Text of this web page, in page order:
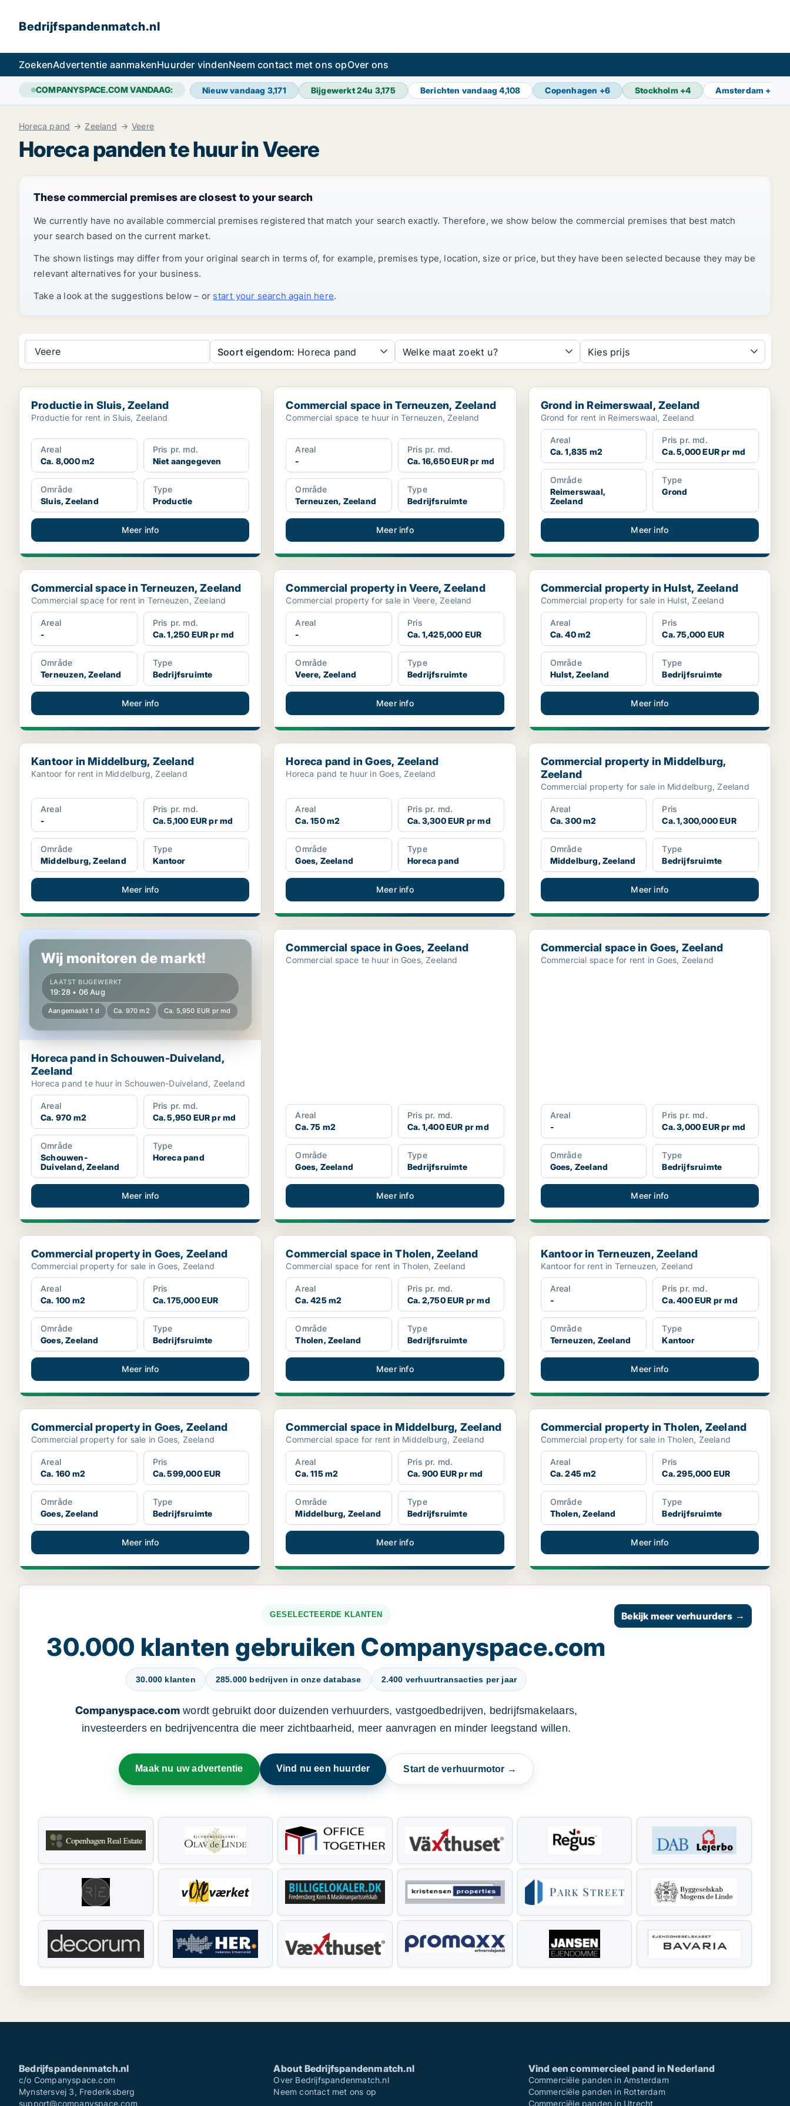
Bedrijfspandenmatch.nl
ZoekenAdvertentie aanmakenHuurder vindenNeem contact met ons opOver ons
COMPANYSPACE.COM VANDAAG: Nieuw vandaag 3,171 Bijgewerkt 24u 3,175 Berichten vandaag4,108 Copenhagen +6 Stockholm +4 Amsterdam +
Horeca pand Zeeland Veere
Horeca panden te huur in Veere
These commercial premises are closest to your search
We currently have no available commercial premises registered that match your search exactly. Therefore, we show below the commercial premises that best match
your search based on the current market.
The shown listings may differ from your original search in terms of, for example, premises type, location, size or price, but they have been selected because they may be
relevant alternatives for your business.
Take a look at the suggestions below – or start your search again here.
Veere Soort eigendom: Horeca pand Welke maat zoekt u? Kies prijs
Productie in Sluis, Zeeland
Productie in Sluis, Zeeland
Productie for rent in Sluis, Zeeland
Areal
Ca. 8,000 m2
Pris pr. md.
Niet aangegeven
Område
Sluis, Zeeland
Type
Productie
Meer info
Commercial space in Terneuzen, Zeeland
Commercial space in Terneuzen, Zeeland
Commercial space te huur in Terneuzen, Zeeland
Areal
-
Pris pr. md.
Ca. 16,650 EUR pr md
Område
Terneuzen, Zeeland
Type
Bedrijfsruimte
Meer info
Grond in Reimerswaal, Zeeland
Grond in Reimerswaal, Zeeland
Grond for rent in Reimerswaal, Zeeland
Areal
Ca. 1,835 m2
Pris pr. md.
Ca. 5,000 EUR pr md
Område
Reimerswaal,
Zeeland
Type
Grond
Meer info
Commercial space in Terneuzen, Zeeland
Commercial space in Terneuzen, Zeeland
Commercial space for rent in Terneuzen, Zeeland
Areal
-
Pris pr. md.
Ca. 1,250 EUR pr md
Område
Terneuzen, Zeeland
Type
Bedrijfsruimte
Meer info
Commercial property in Veere, Zeeland
Commercial property in Veere, Zeeland
Commercial property for sale in Veere, Zeeland
Areal
-
Pris
Ca. 1,425,000 EUR
Område
Veere, Zeeland
Type
Bedrijfsruimte
Meer info
Commercial property in Hulst, Zeeland
Commercial property in Hulst, Zeeland
Commercial property for sale in Hulst, Zeeland
Areal
Ca. 40 m2
Pris
Ca. 75,000 EUR
Område
Hulst, Zeeland
Type
Bedrijfsruimte
Meer info
Kantoor in Middelburg, Zeeland
Kantoor in Middelburg, Zeeland
Kantoor for rent in Middelburg, Zeeland
Areal
-
Pris pr. md.
Ca. 5,100 EUR pr md
Område
Middelburg, Zeeland
Type
Kantoor
Meer info
Horeca pand in Goes, Zeeland
Horeca pand in Goes, Zeeland
Horeca pand te huur in Goes, Zeeland
Areal
Ca. 150 m2
Pris pr. md.
Ca. 3,300 EUR pr md
Område
Goes, Zeeland
Type
Horeca pand
Meer info
Commercial property in Middelburg, Zeeland
Commercial property in Middelburg,
Zeeland
Commercial property for sale in Middelburg, Zeeland
Areal
Ca. 300 m2
Pris
Ca. 1,300,000 EUR
Område
Middelburg, Zeeland
Type
Bedrijfsruimte
Meer info
Horeca pand in Schouwen-Duiveland, Zeeland
Wij monitoren de markt!
LAATST BIJGEWERKT
19:28 • 06 Aug
Aangemaakt 1 d Ca. 970 m2 Ca. 5,950 EUR pr md
Horeca pand in Schouwen-Duiveland,
Zeeland
Horeca pand te huur in Schouwen-Duiveland, Zeeland
Areal
Ca. 970 m2
Pris pr. md.
Ca. 5,950 EUR pr md
Område
Schouwen-
Duiveland, Zeeland
Type
Horeca pand
Meer info
Commercial space in Goes, Zeeland
Commercial space in Goes, Zeeland
Commercial space te huur in Goes, Zeeland
Areal
Ca. 75 m2
Pris pr. md.
Ca. 1,400 EUR pr md
Område
Goes, Zeeland
Type
Bedrijfsruimte
Meer info
Commercial space in Goes, Zeeland
Commercial space in Goes, Zeeland
Commercial space for rent in Goes, Zeeland
Areal
-
Pris pr. md.
Ca. 3,000 EUR pr md
Område
Goes, Zeeland
Type
Bedrijfsruimte
Meer info
Commercial property in Goes, Zeeland
Commercial property in Goes, Zeeland
Commercial property for sale in Goes, Zeeland
Areal
Ca. 100 m2
Pris
Ca. 175,000 EUR
Område
Goes, Zeeland
Type
Bedrijfsruimte
Meer info
Commercial space in Tholen, Zeeland
Commercial space in Tholen, Zeeland
Commercial space for rent in Tholen, Zeeland
Areal
Ca. 425 m2
Pris pr. md.
Ca. 2,750 EUR pr md
Område
Tholen, Zeeland
Type
Bedrijfsruimte
Meer info
Kantoor in Terneuzen, Zeeland
Kantoor in Terneuzen, Zeeland
Kantoor for rent in Terneuzen, Zeeland
Areal
-
Pris pr. md.
Ca. 400 EUR pr md
Område
Terneuzen, Zeeland
Type
Kantoor
Meer info
Commercial property in Goes, Zeeland
Commercial property in Goes, Zeeland
Commercial property for sale in Goes, Zeeland
Areal
Ca. 160 m2
Pris
Ca. 599,000 EUR
Område
Goes, Zeeland
Type
Bedrijfsruimte
Meer info
Commercial space in Middelburg, Zeeland
Commercial space in Middelburg, Zeeland
Commercial space for rent in Middelburg, Zeeland
Areal
Ca. 115 m2
Pris pr. md.
Ca. 900 EUR pr md
Område
Middelburg, Zeeland
Type
Bedrijfsruimte
Meer info
Commercial property in Tholen, Zeeland
Commercial property in Tholen, Zeeland
Commercial property for sale in Tholen, Zeeland
Areal
Ca. 245 m2
Pris
Ca. 295,000 EUR
Område
Tholen, Zeeland
Type
Bedrijfsruimte
Meer info
GESELECTEERDE KLANTEN
30.000 klanten gebruiken Companyspace.com
30.000 klanten 285.000 bedrijven in onze database 2.400 verhuurtransacties per jaar
Companyspace.com wordt gebruikt door duizenden verhuurders, vastgoedbedrijven, bedrijfsmakelaars,
investeerders en bedrijvencentra die meer zichtbaarheid, meer aanvragen en minder leegstand willen.
Maak nu uw advertentie Vind nu een huurder Start de verhuurmotor →
Bekijk meer verhuurders →
Bedrijfspandenmatch.nl
c/o Companyspace.com
Mynstersvej 3, Frederiksberg
support@companyspace.com
About Bedrijfspandenmatch.nl
Over Bedrijfspandenmatch.nl
Neem contact met ons op
Vind een commercieel pand in Nederland
Commerciële panden in Amsterdam
Commerciële panden in Rotterdam
Commerciële panden in Utrecht